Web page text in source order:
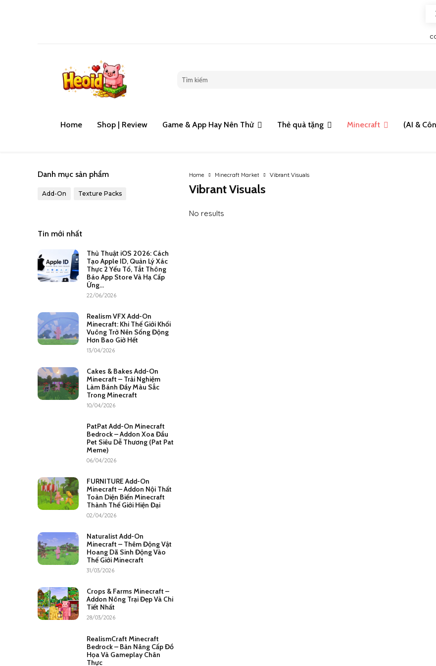
Home Shop | Review Game & App Hay Nên Thử Thẻ quà tặng Minecraft (AI &
Danh mục sản phẩm
Add-On Texture Packs
Tin mới nhất
Thủ Thuật iOS 2026: Cách
Tạo Apple ID, Quản Lý Xác
Thực 2 Yếu Tố, Tắt Thông
Báo App Store Và Hạ Cấp
Ứng...
22/06/2026
Realism VFX Add-On
Minecraft: Khi Thế Giới Khối
Vuông Trở Nên Sống Động
Hơn Bao Giờ Hết
13/04/2026
Cakes & Bakes Add-On
Minecraft – Trải Nghiệm
Làm Bánh Đầy Màu Sắc
Trong Minecraft
10/04/2026
PatPat Add-On Minecraft
Bedrock – Addon Xoa Đầu
Pet Siêu Dễ Thương (Pat Pat
Meme)
06/04/2026
FURNITURE Add-On
Minecraft – Addon Nội Thất
Toàn Diện Biến Minecraft
Thành Thế Giới Hiện Đại
02/04/2026
Naturalist Add-On
Minecraft – Thêm Động Vật
Hoang Dã Sinh Động Vào
Thế Giới Minecraft
31/03/2026
Crops & Farms Minecraft –
Addon Nông Trại Đẹp Và Chi
Tiết Nhất
28/03/2026
RealismCraft Minecraft
Bedrock – Bản Nâng Cấp Đồ
Họa Và Gameplay Chân
Thực
Home Minecraft Market Vibrant Visuals
Vibrant Visuals